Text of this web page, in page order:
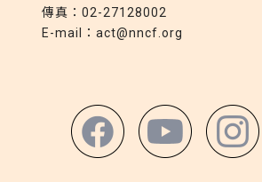
傳真： 02-27128002
E-mail： act@nncf.org